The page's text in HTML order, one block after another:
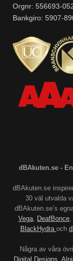
Orgnr: 556693-
Bankgiro: 5907-
dBAkuten.se -
dBAkuten.se
30 väl utvalda
dBAkuten.se’s
Vega, DeafBonce,
BlackHydra och
Några av våra
Digital Designs